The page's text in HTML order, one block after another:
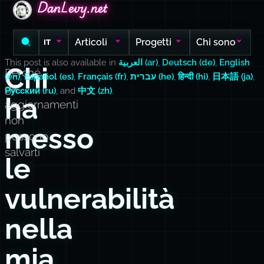
DanLevy.net
DanLevy.net
DanLevy.net
IT Articoli Progetti Chi sono
Chi
ha
messo
le
vulnerabilità
nella
Perché
gli
aggiornamenti
non
possono
salvarti
This post is also available in العربية (ar), Deutsch (de), English
(en),Español (es), Français (fr), עברית (he),हिन्दी (hi), 日本語 (ja),
Русский (ru), and 中文 (zh).